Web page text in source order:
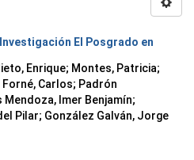
El Posgrado en
Enrique; Montes, Patricia;
Forné, Carlos; Padrón
Mendoza, Imer Benjamín;
Pilar; González Galván, Jorge